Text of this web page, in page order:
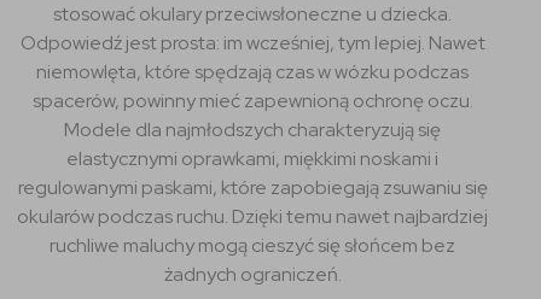
stosować okulary przeciwsłoneczne u dziecka.
Odpowiedź jest prosta: im wcześniej, tym lepiej. Nawet
niemowlęta, które spędzają czas w wózku podczas
spacerów, powinny mieć zapewnioną ochronę oczu.
Modele dla najmłodszych charakteryzują się
elastycznymi oprawkami, miękkimi noskami i
regulowanymi paskami, które zapobiegają zsuwaniu się
okularów podczas ruchu. Dzięki temu nawet najbardziej
ruchliwe maluchy mogą cieszyć się słońcem bez
żadnych ograniczeń.